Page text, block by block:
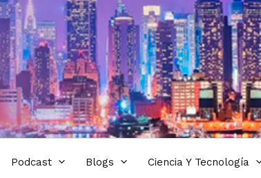
Podcast Blogs Ciencia Y Tecnología